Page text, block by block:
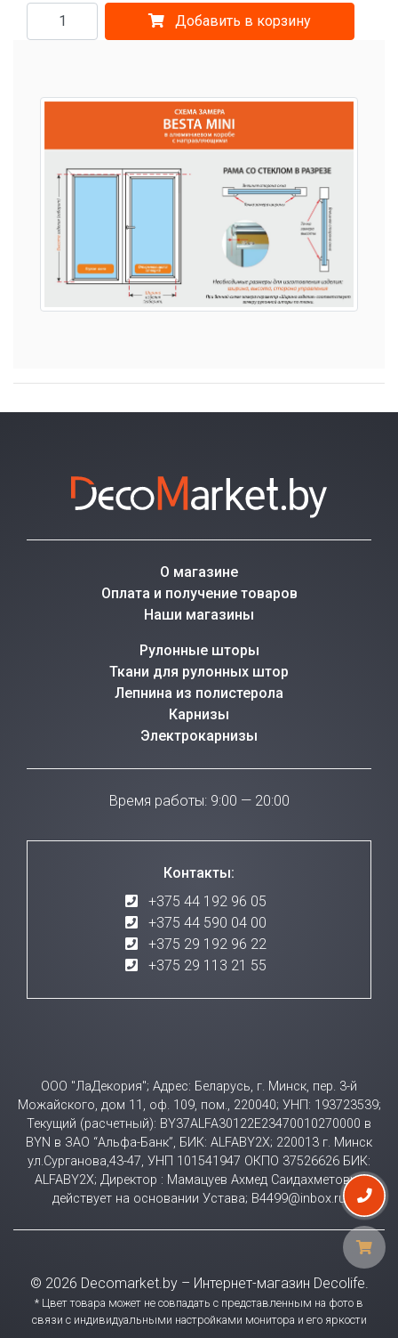
Добавить в корзину
О магазине
Оплата и получение товаров
Наши магазины
Рулонные шторы
Ткани для рулонных штор
Лепнина из полистерола
Карнизы
Электрокарнизы
Время работы: 9:00 — 20:00
Контакты:
+375 44 192 96 05
+375 44 590 04 00
+375 29 192 96 22
+375 29 113 21 55
ООО "ЛаДекория"; Адрес: Беларусь, г. Минск, пер. 3-й
Можайского, дом 11, оф. 109, пом., 220040; УНП: 193723539;
Текущий (расчетный): BY37ALFA30122E23470010270000 в
BYN в ЗАО “Альфа-Банк”, БИК: ALFABY2X; 220013 г. Минск
ул.Сурганова,43-47, УНП 101541947 ОКПО 37526626 БИК:
ALFABY2X; Директор : Мамацуев Ахмед Саидахметович
действует на основании Устава; B4499@inbox.ru
© 2026 Decomarket.by – Интернет-магазин Decolife.
* Цвет товара может не совпадать с представленным на фото в
связи с индивидуальными настройками монитора и его яркости